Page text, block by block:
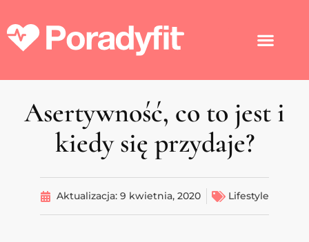
Asertywność, co to jest i
kiedy się przydaje?
Aktualizacja: 9 kwietnia, 2020 Lifestyle